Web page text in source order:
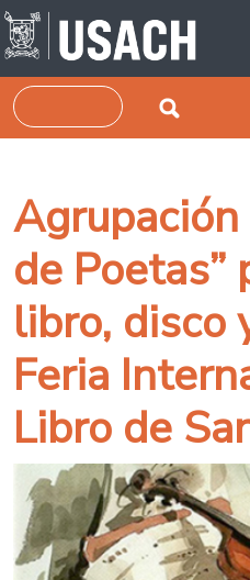
Pasar al contenido principal
Buscar
de Poetas”
libro, disco
Feria
Libro de